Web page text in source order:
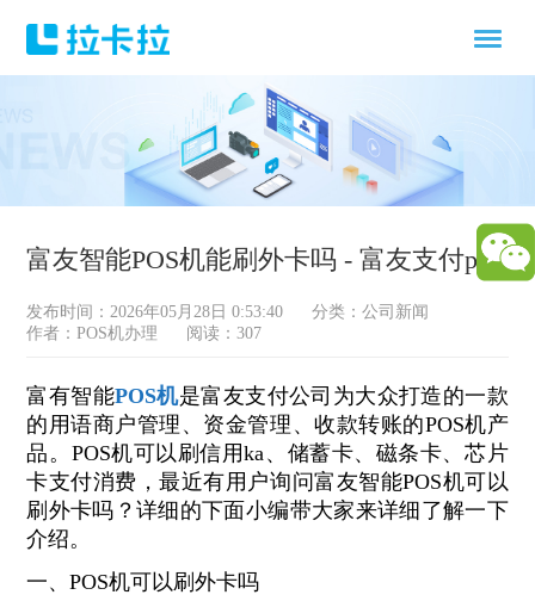
富友智能POS机能刷外卡吗 - 富友支付pos
发布时间：2026年05月28日 0:53:40 分类：公司新闻
作者：POS机办理
阅读：307
富有智能POS机是富友支付公司为大众打造的一款
的用语商户管理、资金管理、收款转账的POS机产
品。POS机可以刷信用ka、储蓄卡、磁条卡、芯片
卡支付消费，最近有用户询问富友智能POS机可以
刷外卡吗？详细的下面小编带大家来详细了解一下
介绍。
一、POS机可以刷外卡吗